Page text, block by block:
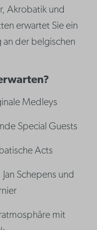
Akrobatik und
erwartet Sie ein
der belgischen
Medleys
Special Guests
Acts
Schepens und
mit